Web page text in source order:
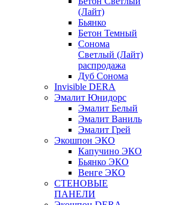
(Лайт)
Бьянко
Бетон Темный
Сонома
Светлый (Лайт)
распродажа
Дуб Сонома
Invisible DERA
Эмалит Юнидорс
Эмалит Белый
Эмалит Ваниль
Эмалит Грей
Экошпон ЭКО
Капучино ЭКО
Бьянко ЭКО
Венге ЭКО
СТЕНОВЫЕ
ПАНЕЛИ